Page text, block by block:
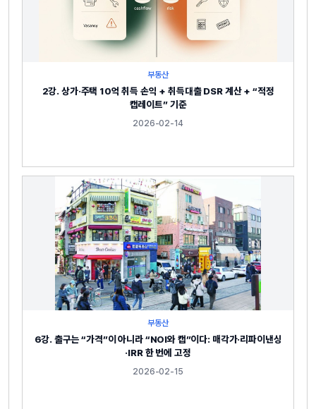
부동산
2강. 상가·주택 10억 취득 손익 + 취득대출 DSR 계산 + “적정
캡레이트” 기준
2026-02-14
부동산
6강. 출구는 “가격”이 아니라 “NOI와 캡”이다: 매각가·리파이낸싱
·IRR 한 번에 고정
2026-02-15